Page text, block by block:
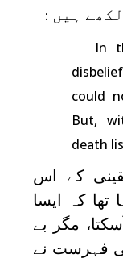
ہیں :
In
could
But,
death
کے اس
کہ ایسا
مگر بے
فہرست نے